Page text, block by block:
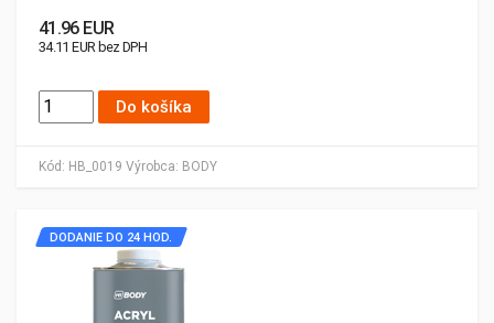
Kód: HB_0019 Výrobca: BODY
41.96 EUR
34.11 EUR bez DPH
Do košíka
DODANIE DO 24 HOD.